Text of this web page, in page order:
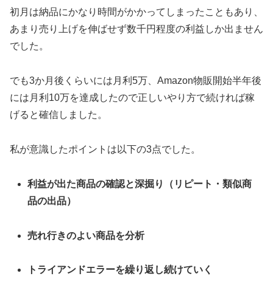
初月は納品にかなり時間がかかってしまったこともあり、
あまり売り上げを伸ばせず数千円程度の利益しか出ません
でした。
でも3か月後くらいには月利5万、Amazon物販開始半年後
には月利10万を達成したので正しいやり方で続ければ稼
げると確信しました。
私が意識したポイントは以下の3点でした。
利益が出た商品の確認と深掘り（リピート・類似商
品の出品）
売れ行きのよい商品を分析
トライアンドエラーを繰り返し続けていく